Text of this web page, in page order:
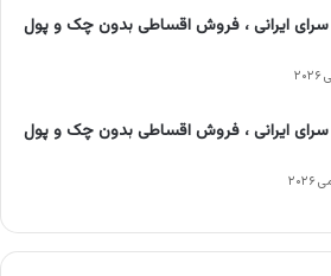
سرای ایرانی ، فروش اقساطی بدون چک و پول
سرای ایرانی ، فروش اقساطی بدون چک و پول